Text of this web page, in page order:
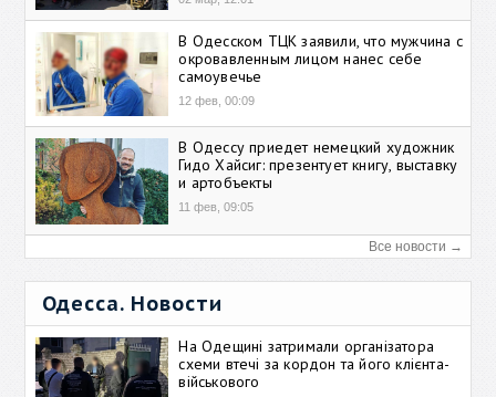
В Одесском ТЦК заявили, что мужчина с
окровавленным лицом нанес себе
самоувечье
12 фев, 00:09
В Одессу приедет немецкий художник
Гидо Хайсиг: презентует книгу, выставку
и артобъекты
11 фев, 09:05
Все новости →
Одесса. Новости
На Одещині затримали організатора
схеми втечі за кордон та його клієнта-
військового